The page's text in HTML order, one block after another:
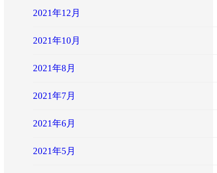
2021年12月
2021年10月
2021年8月
2021年7月
2021年6月
2021年5月